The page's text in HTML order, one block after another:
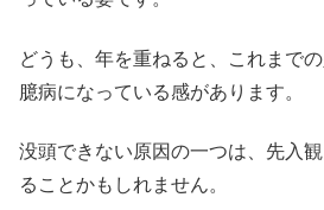
どうも、年を重ねると、これまで
臆病になっている感があります。
没頭できない原因の一つは、先入
ることかもしれません。